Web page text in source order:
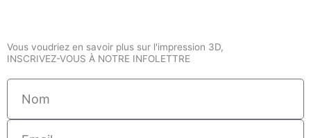
Vous voudriez en savoir plus sur l'impression 3D,
INSCRIVEZ-VOUS À NOTRE INFOLETTRE